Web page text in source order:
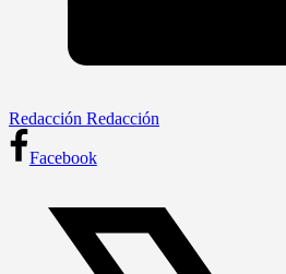
Redacción Redacción
Facebook